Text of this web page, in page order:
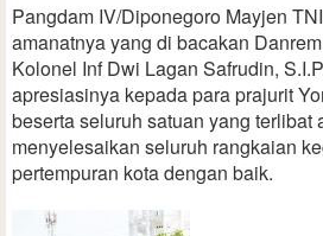
Pangdam IV/Diponegoro Mayjen
amanatnya yang di bacakan
Kolonel Inf Dwi Lagan Safrudin,
apresiasinya kepada para prajurit
beserta seluruh satuan yang terlibat
menyelesaikan seluruh rangkaian
pertempuran kota dengan baik.